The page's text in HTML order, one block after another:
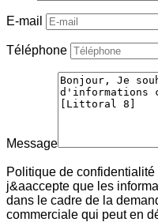
E-mail
Téléphone
Message
Politique de confidentialité
j&aaccepte que les
dans le cadre de la
commerciale qui peut en